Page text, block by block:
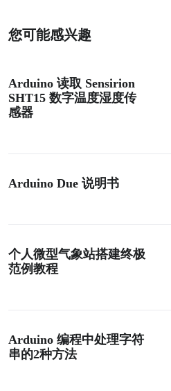
您可能感兴趣
Arduino 读取 Sensirion
SHT15 数字温度湿度传
感器
Arduino Due 说明书
个人微型气象站搭建终极
范例教程
Arduino 编程中处理字符
串的2种方法